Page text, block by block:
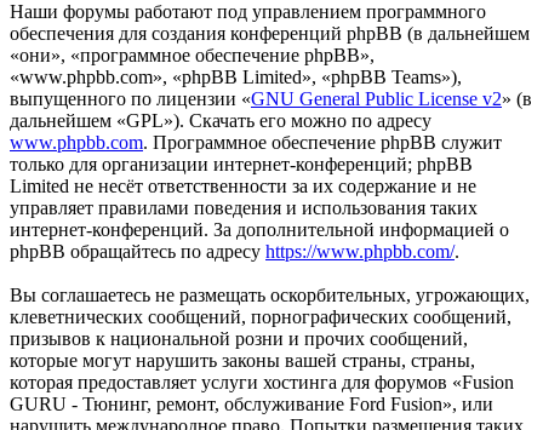
Наши форумы работают под управлением программного
обеспечения для создания конференций phpBB (в дальнейшем
«они», «программное обеспечение phpBB»,
«www.phpbb.com», «phpBB Limited», «phpBB Teams»),
выпущенного по лицензии «GNU General Public License v2» (в
дальнейшем «GPL»). Скачать его можно по адресу
www.phpbb.com. Программное обеспечение phpBB служит
только для организации интернет-конференций; phpBB
Limited не несёт ответственности за их содержание и не
управляет правилами поведения и использования таких
интернет-конференций. За дополнительной информацией о
phpBB обращайтесь по адресу https://www.phpbb.com/.
Вы соглашаетесь не размещать оскорбительных, угрожающих,
клеветнических сообщений, порнографических сообщений,
призывов к национальной розни и прочих сообщений,
которые могут нарушить законы вашей страны, страны,
которая предоставляет услуги хостинга для форумов «Fusion
GURU - Тюнинг, ремонт, обслуживание Ford Fusion», или